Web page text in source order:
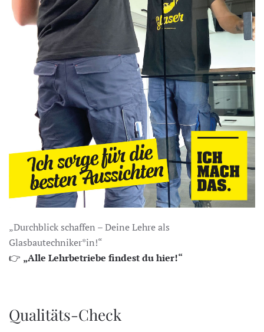
„Durchblick schaffen – Deine Lehre als
Glasbautechniker*in!“
👉 „Alle Lehrbetriebe findest du hier!“
Qualitäts-Check